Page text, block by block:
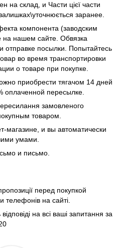
на склад, и Части цієї части
заранее.
компонента (заводским
на нашем сайте. Обвязка
отправке посылки. Попытайтесь
во время транспортировки
о товаре при покупке.
приобрести тягачом 14 дней
оплаченной пересылке.
замовленого
товаром.
магазине, и вы автоматически
умами.
и письмо.
перед покупкой
телефонів на сайті.
на всі ваші запитання за